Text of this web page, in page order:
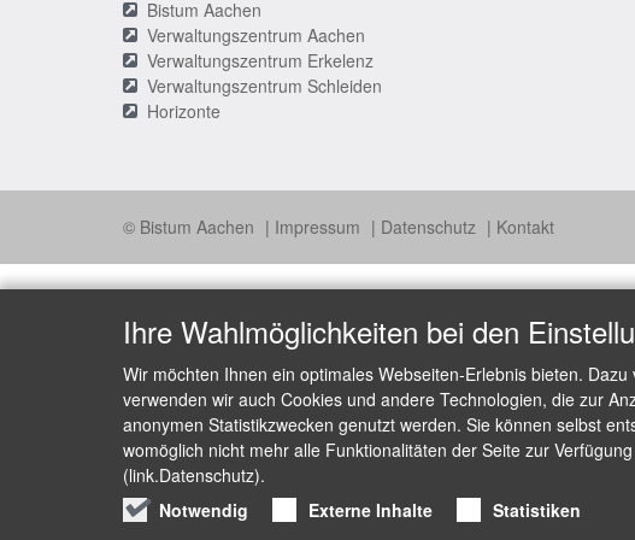
Bistum Aachen
Verwaltungszentrum Aachen
Verwaltungszentrum Erkelenz
Verwaltungszentrum Schleiden
Horizonte
© Bistum Aachen Impressum Datenschutz Kontakt
Ihre Wahlmöglichkeiten bei den
Wir möchten Ihnen ein optimales Webseiten-Erlebnis bieten.
verwenden wir auch Cookies und andere Technologien, die zur
anonymen Statistikzwecken genutzt werden. Sie können selbst
womöglich nicht mehr alle Funktionalitäten der Seite zur
(link.Datenschutz).
Notwendig
Externe Inhalte Statistiken